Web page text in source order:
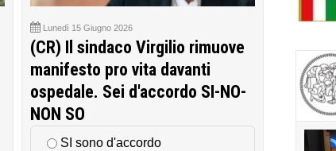
Lunedì 15 Giugno 2026
(CR) Il sindaco Virgilio rimuove
manifesto pro vita davanti
ospedale. Sei d'accordo SI-NO-
NON SO
SI sono d'accordo